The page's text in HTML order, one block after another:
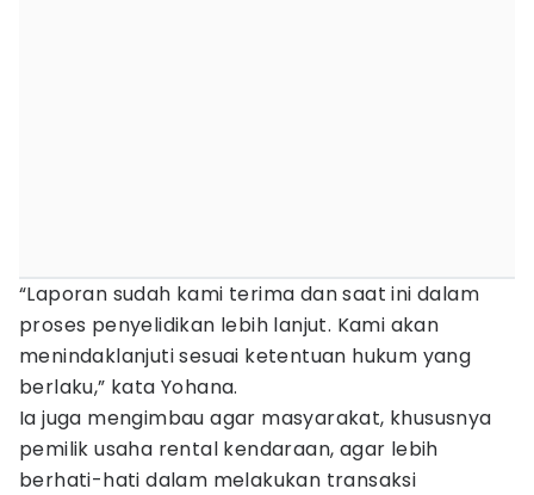
“Laporan sudah kami terima dan saat ini dalam
proses penyelidikan lebih lanjut. Kami akan
menindaklanjuti sesuai ketentuan hukum yang
berlaku,” kata Yohana.
Ia juga mengimbau agar masyarakat, khususnya
pemilik usaha rental kendaraan, agar lebih
berhati-hati dalam melakukan transaksi